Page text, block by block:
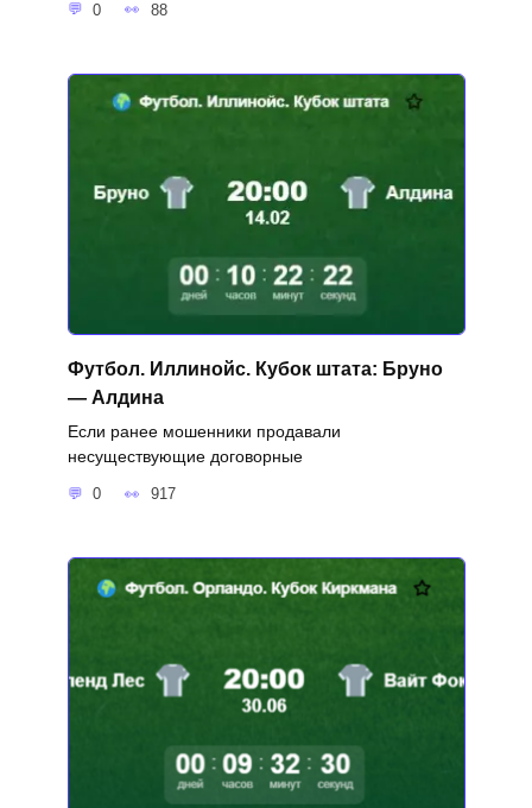
0 88
Футбол. Иллинойс. Кубок штата: Бруно
— Алдина
Если ранее мошенники продавали
несуществующие договорные
0 917